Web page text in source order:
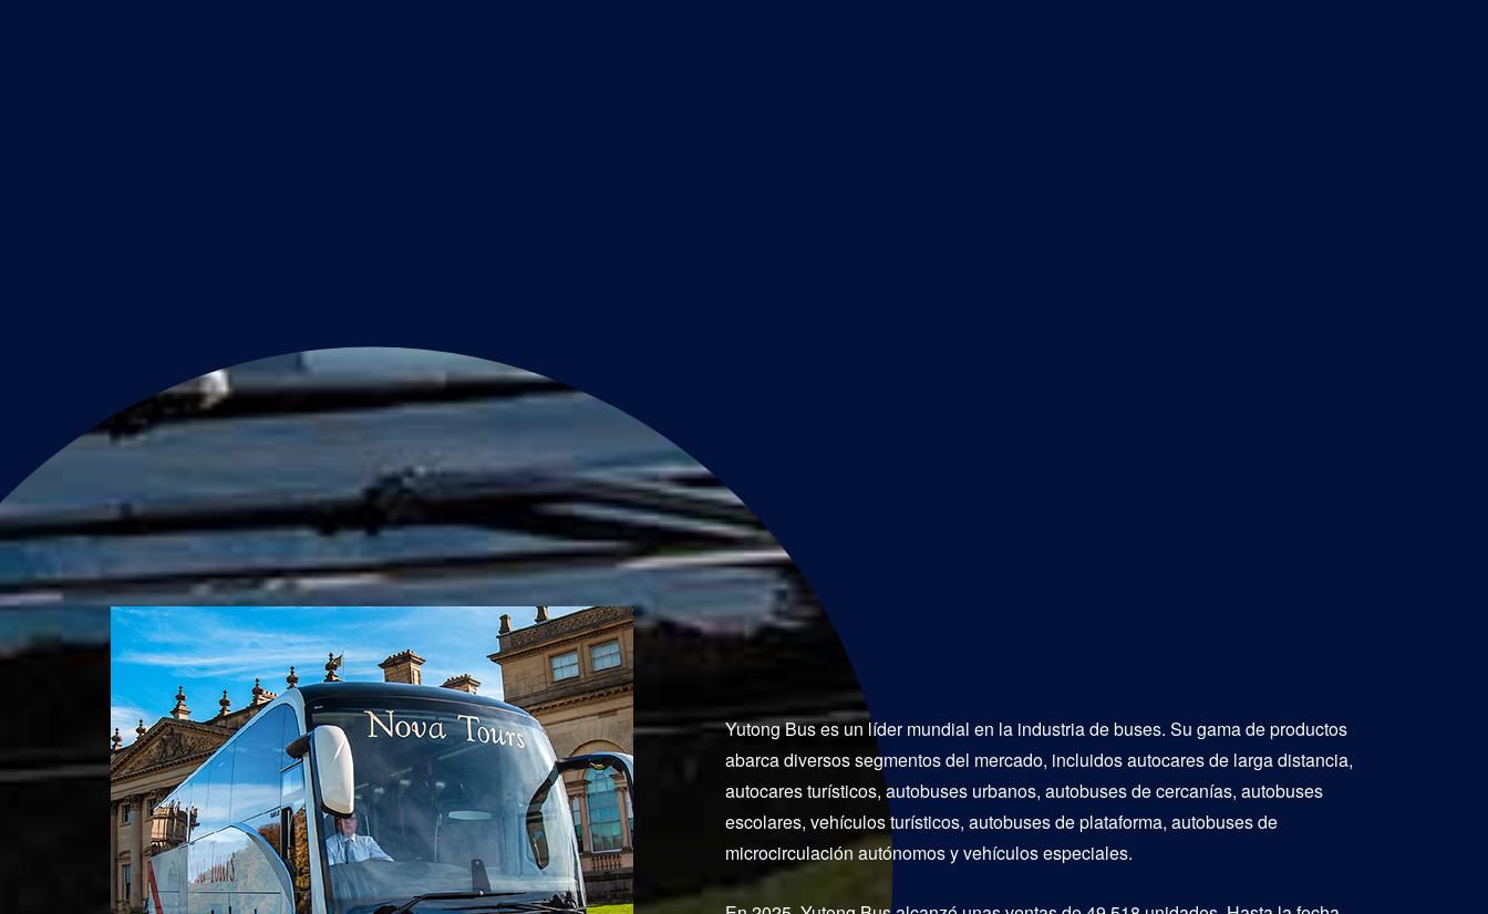
Yutong Bus es un líder mundial en la industria de buses. Su gama de productos
abarca diversos segmentos del mercado, incluidos autocares de larga distancia,
autocares turísticos, autobuses urbanos, autobuses de cercanías, autobuses
escolares, vehículos turísticos, autobuses de plataforma, autobuses de
microcirculación autónomos y vehículos especiales.